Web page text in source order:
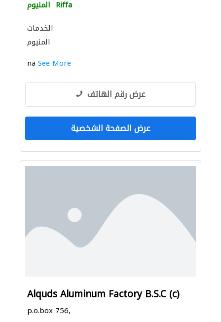
المنيوم Riffa
الخدمات:
المنيوم
na See More
عرض رقم الهاتف
عرض الصفحة الشخصية
Alquds Aluminum Factory B.S.C (c)
p.o.box 756,